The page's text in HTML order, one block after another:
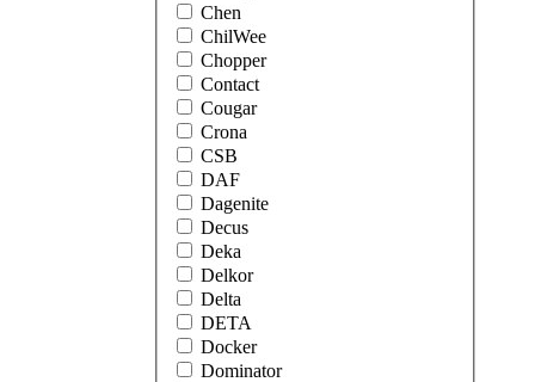
Chen
ChilWee
Chopper
Contact
Cougar
Crona
CSB
DAF
Dagenite
Decus
Deka
Delkor
Delta
DETA
Docker
Dominator